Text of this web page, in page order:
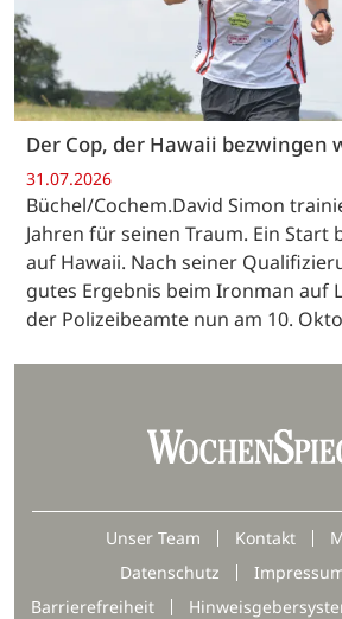
Der Cop, der Hawaii bezwingen
31.07.2026
Büchel/Cochem.David Simon
Jahren für seinen Traum. Ein Start
auf Hawaii. Nach seiner
gutes Ergebnis beim Ironman auf
der Polizeibeamte nun am 10.
Unser Team Kontakt
Datenschutz
Barrierefreiheit